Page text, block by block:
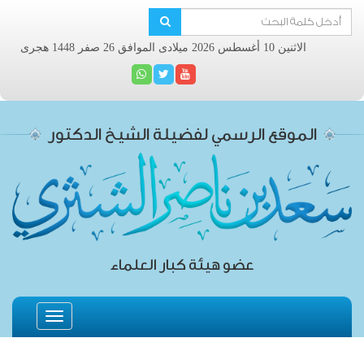
الاثنين 10 أغسطس 2026 ميلادى الموافق 26 صفر 1448 هجرى
الموقع الرسمي لفضيلة الشيخ الدكتور
عضو هيئة كبار العلماء
Toggle
navigation